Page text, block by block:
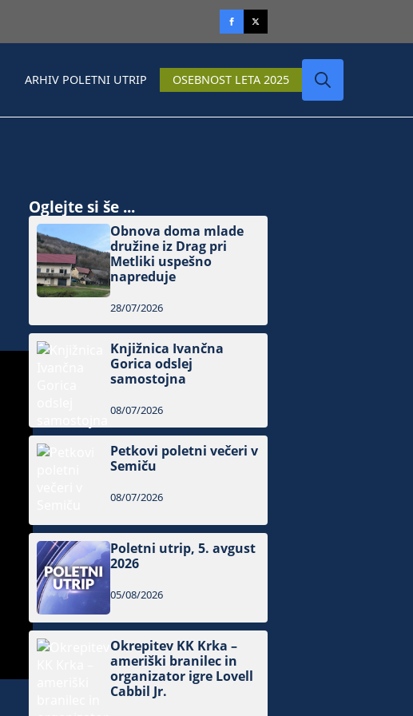
ARHIV POLETNI UTRIP OSEBNOST LETA 2025
Oglejte si še ...
Obnova doma mlade
družine iz Drag pri
Metliki uspešno
napreduje
28/07/2026
Knjižnica Ivančna
Gorica odslej
samostojna
08/07/2026
Petkovi poletni večeri v
Semiču
08/07/2026
Poletni utrip, 5. avgust
2026
05/08/2026
Okrepitev KK Krka –
ameriški branilec in
organizator igre Lovell
Cabbil Jr.